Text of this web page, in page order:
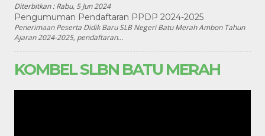
Diterbitkan :Rabu, 5 Jun 2024
Pengumuman Pendaftaran PPDP 2024-2025
Penerimaan Peserta Didik Baru SLB Negeri Batu Merah Ambon Tahun
Ajaran 2024-2025, pendaftaran...
KOMBEL SLBN BATU MERAH